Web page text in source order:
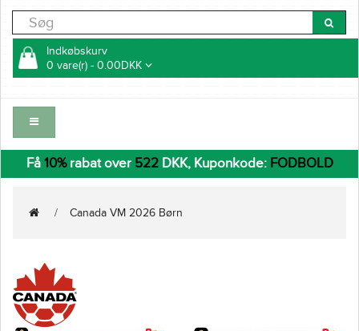
Indkøbskurv
0 vare(r) - 0.00DKK
Få 10%rabat over 522DKK, Kuponkode: FODBOLD
Canada VM 2026 Børn